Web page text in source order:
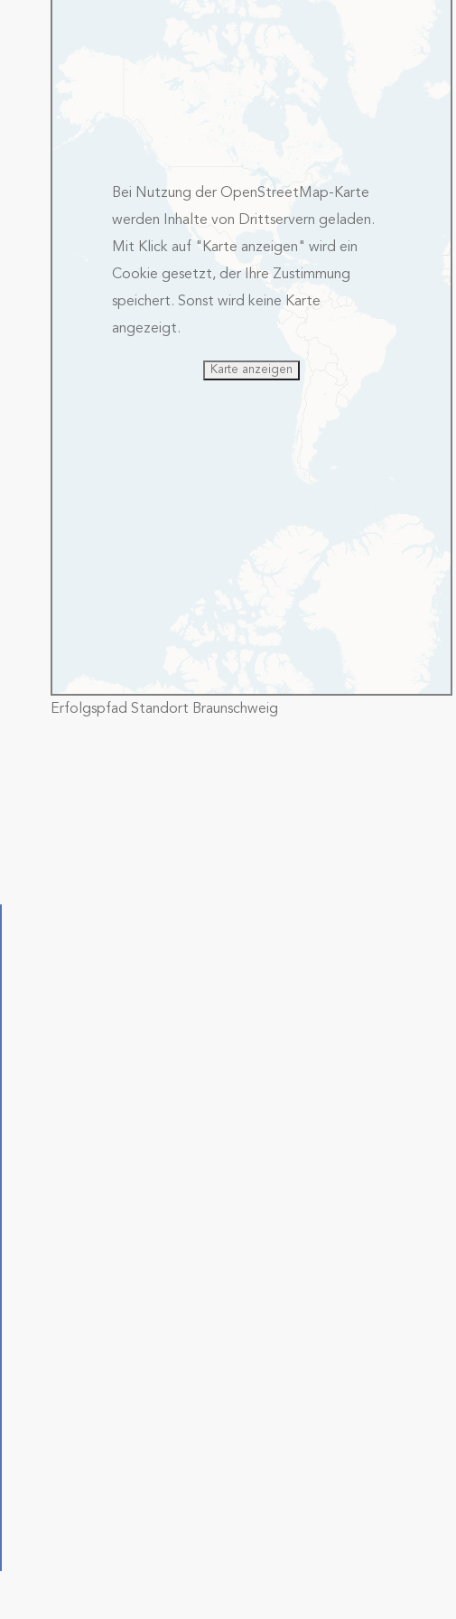
Bei Nutzung der OpenStreetMap-Karte
werden Inhalte von Drittservern geladen.
Mit Klick auf "Karte anzeigen" wird ein
Cookie gesetzt, der Ihre Zustimmung
speichert. Sonst wird keine Karte
angezeigt.
Erfolgspfad Standort Braunschweig